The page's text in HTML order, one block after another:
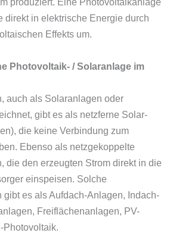
direkt in elektrische Energie durch
Effekts um.
Photovoltaik- / Solaranlage im
auch als Solaranlagen oder
gibt es als netzferne Solar-
die keine Verbindung zum
Ebenso als netzgekoppelte
die den erzeugten Strom direkt in die
einspeisen. Solche
gibt es als Aufdach-Anlagen, Indach-
Freiflächenanlagen, PV-
Photovoltaik.